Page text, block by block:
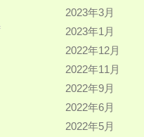
2023年3月
2023年1月
2022年12月
2022年11月
2022年9月
2022年6月
2022年5月